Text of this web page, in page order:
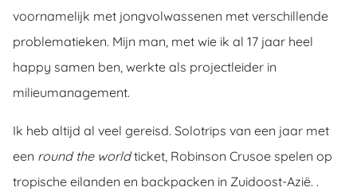
voornamelijk met jongvolwassenen met verschillende
problematieken. Mijn man, met wie ik al 17 jaar heel
happy samen ben, werkte als projectleider in
milieumanagement.
Ik heb altijd al veel gereisd. Solotrips van een jaar met
een round the worldticket, Robinson Crusoe spelen op
tropische eilanden en backpacken in Zuidoost-Azië. .